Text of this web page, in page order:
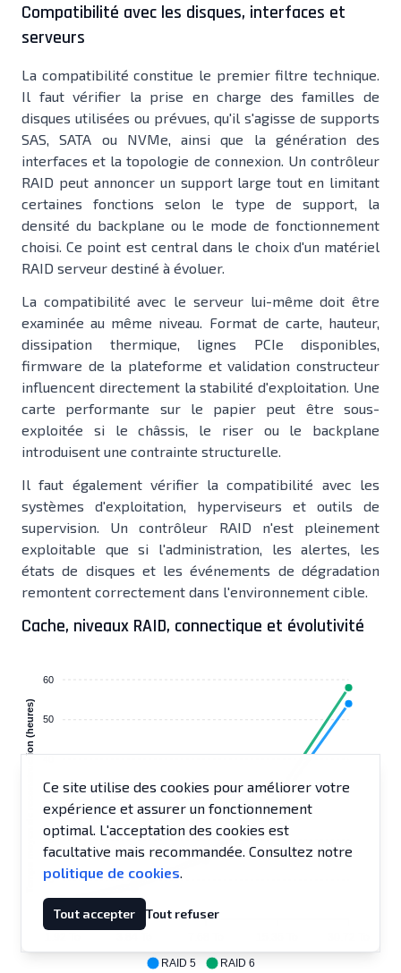
Compatibilité avec les disques, interfaces et
serveurs
La compatibilité constitue le premier filtre technique.
Il faut vérifier la prise en charge des familles de
disques utilisées ou prévues, qu'il s'agisse de supports
SAS, SATA ou NVMe, ainsi que la génération des
interfaces et la topologie de connexion. Un contrôleur
RAID peut annoncer un support large tout en limitant
certaines fonctions selon le type de support, la
densité du backplane ou le mode de fonctionnement
choisi. Ce point est central dans le choix d'un matériel
RAID serveur destiné à évoluer.
La compatibilité avec le serveur lui-même doit être
examinée au même niveau. Format de carte, hauteur,
dissipation thermique, lignes PCIe disponibles,
firmware de la plateforme et validation constructeur
influencent directement la stabilité d'exploitation. Une
carte performante sur le papier peut être sous-
exploitée si le châssis, le riser ou le backplane
introduisent une contrainte structurelle.
Il faut également vérifier la compatibilité avec les
systèmes d'exploitation, hyperviseurs et outils de
supervision. Un contrôleur RAID n'est pleinement
exploitable que si l'administration, les alertes, les
états de disques et les événements de dégradation
remontent correctement dans l'environnement cible.
Cache, niveaux RAID, connectique et évolutivité
60
50
20
10
Temps moyen de reconstruction (heures)
RAID 5 RAID 6
Ce site utilise des cookies pour améliorer votre
expérience et assurer un fonctionnement
optimal. L'acceptation des cookies est
facultative mais recommandée. Consultez notre
politique de cookies.
Tout accepter Tout refuser